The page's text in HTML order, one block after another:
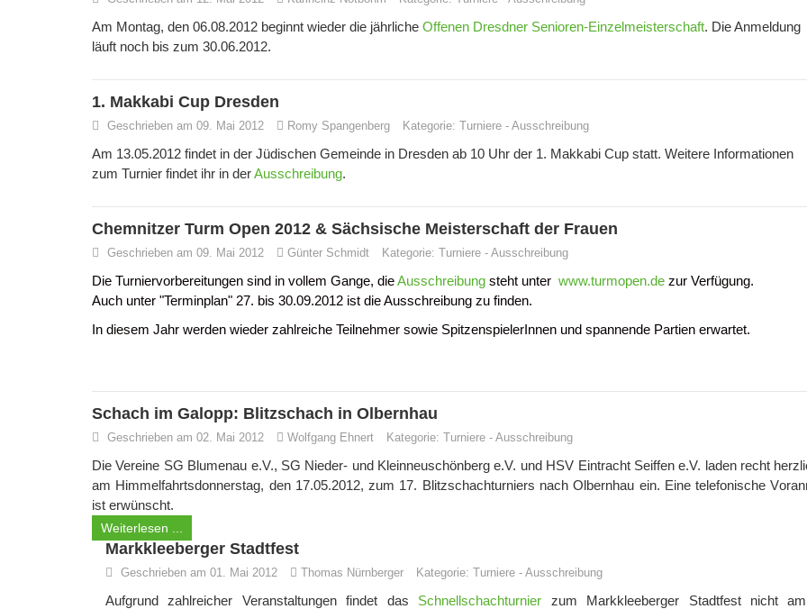
Am Montag, den 06.08.2012 beginnt wieder die jährliche Offenen Dresdner Senioren-Einzelmeisterschaft. Die Anmeldung
läuft noch bis zum 30.06.2012.
1. Makkabi Cup Dresden
Geschrieben am 09. Mai 2012 Romy Spangenberg Kategorie: Turniere - Ausschreibung
Am 13.05.2012 findet in der Jüdischen Gemeinde in Dresden ab 10 Uhr der 1. Makkabi Cup statt. Weitere Informationen
zum Turnier findet ihr in derAusschreibung.
Chemnitzer Turm Open 2012 & Sächsische Meisterschaft der Frauen
Geschrieben am 09. Mai 2012 Günter Schmidt Kategorie: Turniere - Ausschreibung
Die Turniervorbereitungen sind in vollem Gange, dieAusschreibung steht unter www.turmopen.de zur Verfügung.
Auch unter "Terminplan" 27. bis 30.09.2012 ist die Ausschreibung zu finden.
In diesem Jahr werden wieder zahlreiche Teilnehmer sowie SpitzenspielerInnen und spannende Partien erwartet.
Schach im Galopp: Blitzschach in Olbernhau
Geschrieben am 02. Mai 2012 Wolfgang Ehnert Kategorie: Turniere - Ausschreibung
Die Vereine SG Blumenau e.V., SG Nieder- und Kleinneuschönberg e.V. und HSV Eintracht Seiffen e.V. laden recht
am Himmelfahrtsdonnerstag, den 17.05.2012, zum 17. Blitzschachturniers nach Olbernhau ein. Eine telefonische
ist erwünscht.
Weiterlesen ...
Markkleeberger Stadtfest
Geschrieben am 01. Mai 2012 Thomas Nürnberger Kategorie: Turniere - Ausschreibung
Aufgrund zahlreicher Veranstaltungen findet das Schnellschachturnier zum Markkleeberger Stadtfest nicht am